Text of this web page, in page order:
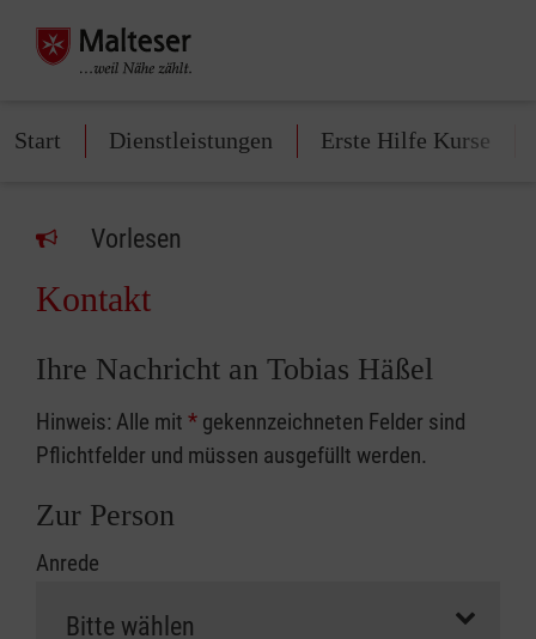
Start Dienstleistungen Erste Hilfe Kurse
Vorlesen
Kontakt
Ihre Nachricht an Tobias Häßel
Hinweis: Alle mit * gekennzeichneten Felder sind
Pflichtfelder und müssen ausgefüllt werden.
Zur Person
Anrede